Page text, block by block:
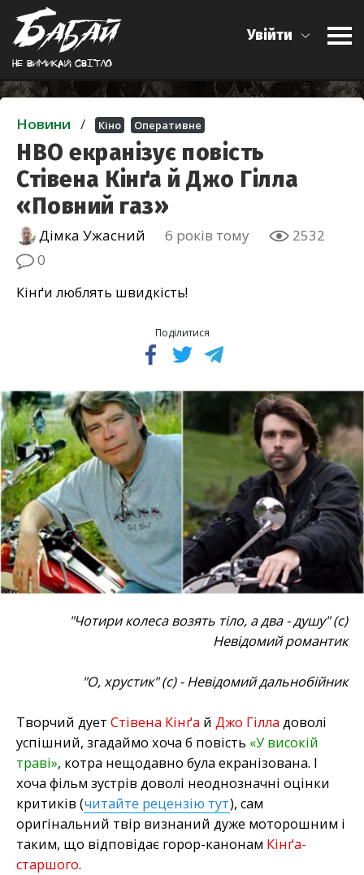
Не вимикай свiтло
Увійти
Новини / Кіно Оперативне
HBO екранізує повість
Стівена Кінґа й Джо Гілла
«Повний газ»
Дімка Ужасний 6 років тому
2532
0
Кінґи люблять швидкість!
Поділитися
"Чотири колеса возять тіло, а два - душу" (с)
Невідомий романтик
"О, хрустик" (с) - Невідомий дальнобійник
Творчий дует Стівена Кінґа й Джо Гілладоволі
успішний, згадаймо хоча б повість «У високій
траві», котра нещодавно була екранізована. І
хоча фільм зустрів доволі неоднозначні оцінки
критиків (читайте рецензію тут), сам
оригінальний твір визнаний дуже моторошним і
таким, що відповідає горор-канонам Кінґа-
старшого.